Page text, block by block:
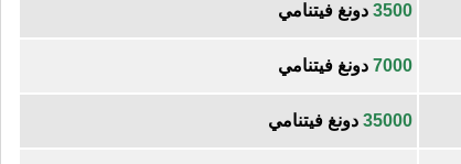
3500 دونغ فيتنامي
7000 دونغ فيتنامي
35000 دونغ فيتنامي